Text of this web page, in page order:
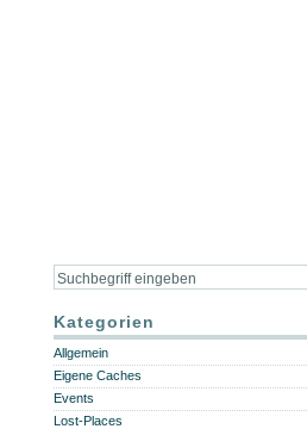
Kategorien
Allgemein
Eigene Caches
Events
Lost-Places